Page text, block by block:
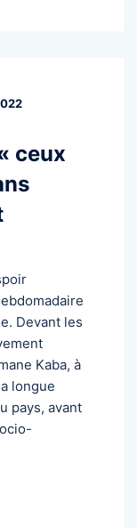
ceux
Devant les
Kaba, à
longue
pays, avant